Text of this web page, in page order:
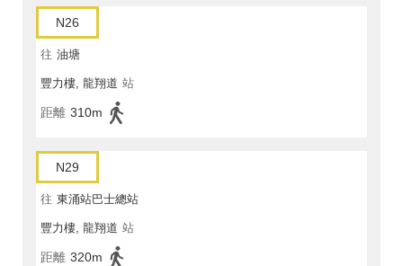
N26
往 油塘
豐力樓, 龍翔道 站
距離 310m
N29
往 東涌站巴士總站
豐力樓, 龍翔道 站
距離 320m